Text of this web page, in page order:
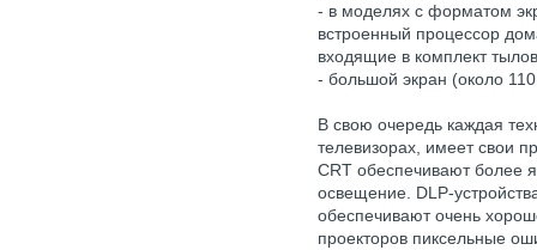
- в моделях с форматом
встроенный процессор
входящие в комплект
- большой экран (около
В свою очередь каждая
телевизорах, имеет свои
CRT обеспечивают более
освещение. DLP-
обеспечивают очень
проекторов пиксельные